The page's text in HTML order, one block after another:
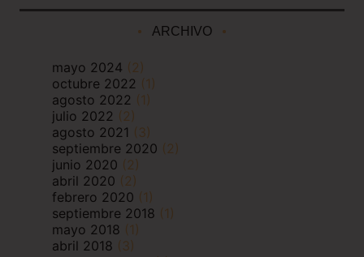
ARCHIVO
mayo 2024 (2)
octubre 2022 (1)
agosto 2022 (1)
julio 2022 (2)
agosto 2021 (3)
septiembre 2020 (2)
junio 2020 (2)
abril 2020 (2)
febrero 2020 (1)
septiembre 2018 (1)
mayo 2018 (1)
abril 2018 (3)